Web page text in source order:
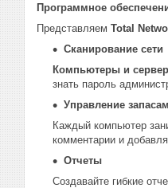
Программное
Представляем Total
Сканирование сети
Компьютеры и
знать пароль
Управление
Каждый компьютер
комментарии и
Отчеты
Создавайте гибкие